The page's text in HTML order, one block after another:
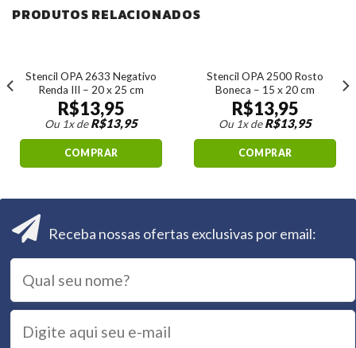
PRODUTOS RELACIONADOS
Stencil OPA 2633 Negativo
Renda III – 20 x 25 cm
R$13,95
Ou 1x deR$13,95
COMPRAR
Stencil OPA 2500 Rosto
Boneca – 15 x 20 cm
R$13,95
Ou 1x deR$13,95
COMPRAR
Receba nossas ofertas exclusivas por email: